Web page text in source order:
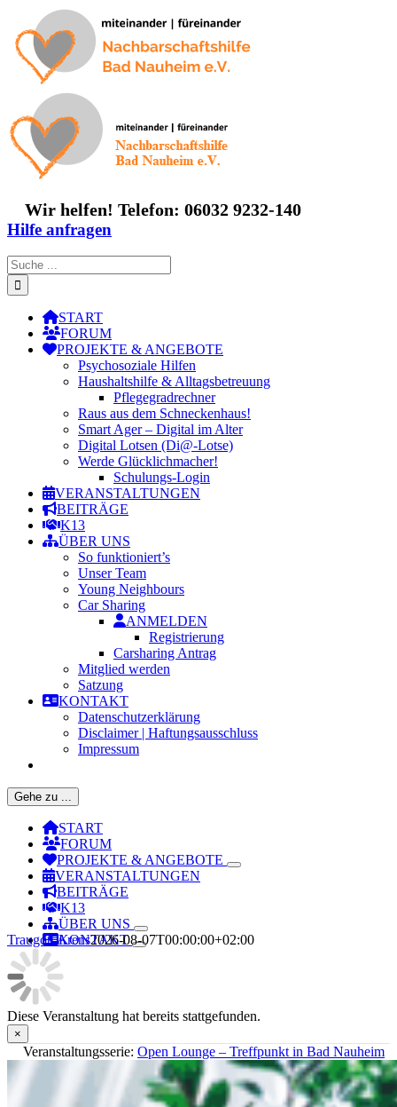
Inhalt
springen
Wir helfen! Telefon: 06032 9232-140
Hilfe anfragen
Suche
nach:
START
FORUM
PROJEKTE & ANGEBOTE
Psychosoziale Hilfen
Haushaltshilfe & Alltagsbetreuung
Pflegegradrechner
Raus aus dem Schneckenhaus!
Smart Ager – Digital im Alter
Digital Lotsen (Di@-Lotse)
Werde Glücklichmacher!
Schulungs-Login
VERANSTALTUNGEN
BEITRÄGE
K13
ÜBER UNS
So funktioniert’s
Unser Team
Young Neighbours
Car Sharing
ANMELDEN
Registrierung
Carsharing Antrag
Mitglied werden
Satzung
KONTAKT
Datenschutzerklärung
Disclaimer | Haftungsausschluss
Impressum
Gehe zu ...
START
FORUM
PROJEKTE & ANGEBOTE
VERANSTALTUNGEN
BEITRÄGE
K13
ÜBER UNS
KONTAKT
Traugott Arens2026-08-07T00:00:00+02:00
Diese Veranstaltung hat bereits stattgefunden.
×
Veranstaltungsserie: Open Lounge – Treffpunkt in Bad Nauheim